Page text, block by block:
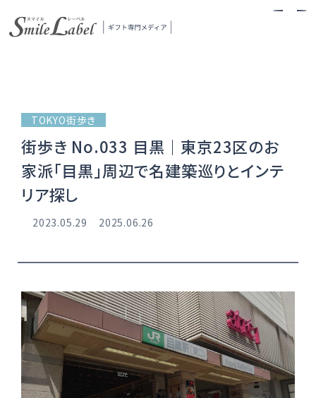
お店からギフトを探す
TOKYO街歩き
街歩き No.033 目黒｜東京23区のお
家派「目黒」周辺で名建築巡りとインテ
リア探し
2023.05.29 2025.06.26